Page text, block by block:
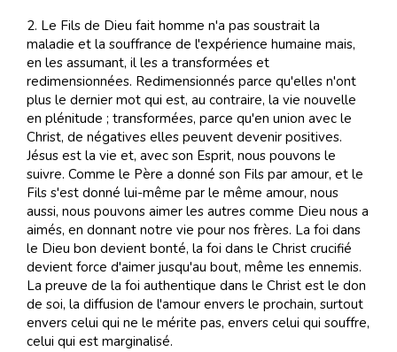
2. Le Fils de Dieu fait homme n'a pas soustrait la
maladie et la souffrance de l'expérience humaine mais,
en les assumant, il les a transformées et
redimensionnées. Redimensionnés parce qu'elles n'ont
plus le dernier mot qui est, au contraire, la vie nouvelle
en plénitude ; transformées, parce qu'en union avec le
Christ, de négatives elles peuvent devenir positives.
Jésus est la vie et, avec son Esprit, nous pouvons le
suivre. Comme le Père a donné son Fils par amour, et le
Fils s'est donné lui-même par le même amour, nous
aussi, nous pouvons aimer les autres comme Dieu nous a
aimés, en donnant notre vie pour nos frères. La foi dans
le Dieu bon devient bonté, la foi dans le Christ crucifié
devient force d'aimer jusqu'au bout, même les ennemis.
La preuve de la foi authentique dans le Christ est le don
de soi, la diffusion de l'amour envers le prochain, surtout
envers celui qui ne le mérite pas, envers celui qui souffre,
celui qui est marginalisé.